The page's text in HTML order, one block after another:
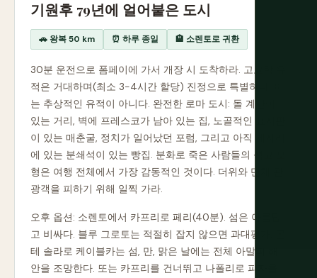
기원후 79년에 얼어붙은 도시
🚗 왕복 50 km ⏰ 하루 종일 🏨 소렌토로 귀환
30분 운전으로 폼페이에 가서 개장 시 도착하라. 고고학 유
적은 거대하며(최소 3-4시간 할당) 진정으로 특별하다. 이
는 추상적인 유적이 아니다. 완전한 로마 도시: 돌 계단이
있는 거리, 벽에 프레스코가 남아 있는 집, 노골적인 표지판
이 있는 매춘굴, 정치가 일어났던 포럼, 그리고 아직 제자리
에 있는 분쇄석이 있는 빵집. 분화로 죽은 사람들의 석고 모
형은 여행 전체에서 가장 감동적인 것이다. 더위와 단체 관
광객을 피하기 위해 일찍 가라.
오후 옵션: 소렌토에서 카프리로 페리(40분). 섬은 아름답
고 비싸다. 블루 그로토는 적절히 잡지 않으면 과대평가. 몬
테 솔라로 케이블카는 섬, 만, 맑은 날에는 전체 아말피 해
안을 조망한다. 또는 카프리를 건너뛰고 나폴리로 피자를